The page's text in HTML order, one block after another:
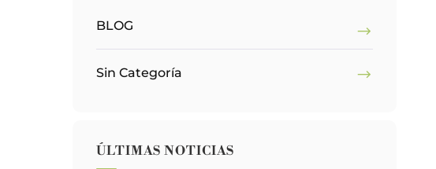
BLOG
Sin Categoría
ÚLTIMAS NOTICIAS